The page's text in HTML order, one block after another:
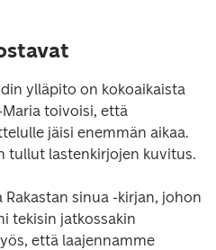
ylläpito on kokoaikaista
toivoisi, että
jäisi enemmän aikaa.
tullut lastenkirjojen kuvitus.
Rakastan sinua -kirjan, johon
tekisin jatkossakin
että laajennamme